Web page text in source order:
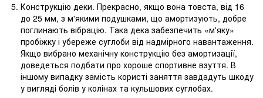
Конструкцію деки. Прекрасно, якщо вона товста, від 16
до 25 мм, з м'якими подушками, що амортизують, добре
поглинають вібрацію. Така дека забезпечить «м'яку»
пробіжку і убереже суглоби від надмірного навантаження.
Якщо вибрано механічну конструкцію без амортизації,
доведеться подбати про хороше спортивне взуття. В
іншому випадку замість користі заняття завдадуть шкоду
у вигляді болів у колінах та кульшових суглобах.